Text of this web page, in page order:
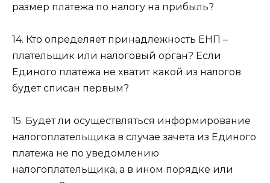
размер платежа по налогу на прибыль?
14. Кто определяет принадлежность ЕНП –
плательщик или налоговый орган? Если
Единого платежа не хватит какой из налогов
будет списан первым?
15. Будет ли осуществляться информирование
налогоплательщика в случае зачета из Единого
платежа не по уведомлению
налогоплательщика, а в ином порядке или